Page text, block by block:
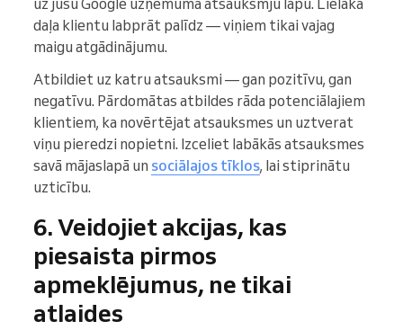
uz jūsu Google uzņēmuma atsauksmju lapu. Lielākā
daļa klientu labprāt palīdz — viņiem tikai vajag
maigu atgādinājumu.
Atbildiet uz katru atsauksmi — gan pozitīvu, gan
negatīvu. Pārdomātas atbildes rāda potenciālajiem
klientiem, ka novērtējat atsauksmes un uztverat
viņu pieredzi nopietni. Izceliet labākās atsauksmes
savā mājaslapā un sociālajos tīklos, lai stiprinātu
uzticību.
6. Veidojiet akcijas, kas
piesaista pirmos
apmeklējumus, ne tikai
atlaides